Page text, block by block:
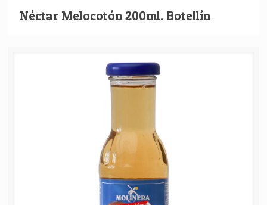
Néctar Melocotón 200ml. Botellín